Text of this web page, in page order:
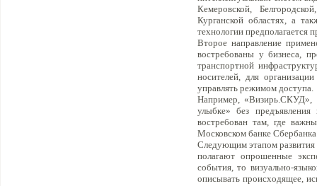
Кемеровской,
Курганской областях, а
технологии предполагается
Второе направление
востребованы у бизнеса,
транспортной
носителей, для
управлять режимом доступа.
Например, «Визирь.СКУД»,
улыбке» без
востребован там, где
Московском банке
Следующим этапом развития
полагают опрошенные
события, то визуально-
описывать происходящее,